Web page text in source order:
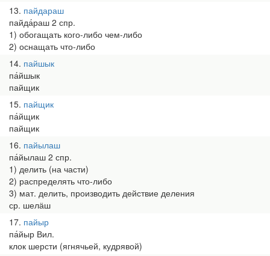
13 пайдараш
пайда́раш 2 спр.
1) обогащать кого-либо чем-либо
2) оснащать что-либо
14 пайшык
па́йшык
пайщик
15 пайщик
па́йщик
пайщик
16 пайылаш
па́йылаш 2 спр.
1) делить (на части)
2) распределять что-либо
3) мат. делить, производить действие деления
ср. шелӓш
17 пайыр
па́йыр Вил.
клок шерсти (ягнячьей, кудрявой)